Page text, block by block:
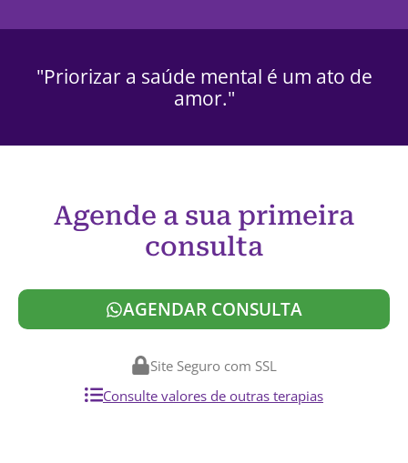
"Priorizar a saúde mental é um ato de
amor."
Agende a sua primeira
consulta
AGENDAR CONSULTA
Site Seguro com SSL
Consulte valores de outras terapias